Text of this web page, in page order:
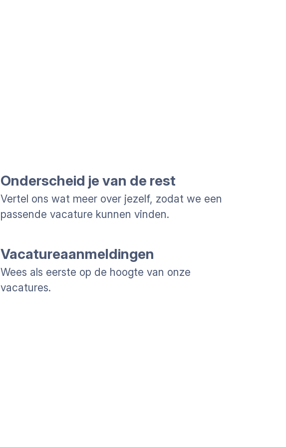
Onderscheid je van de rest
Vertel ons wat meer over jezelf, zodat we een
passende vacature kunnen vinden.
Vacatureaanmeldingen
Wees als eerste op de hoogte van onze
vacatures.